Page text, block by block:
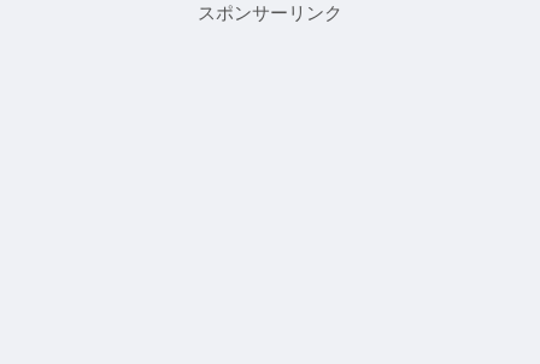
スポンサーリンク